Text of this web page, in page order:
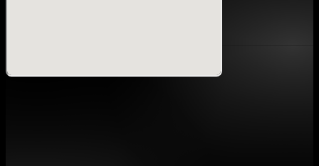
GOLDやYELLOWといった伝説のクラブでのレジデントも歴